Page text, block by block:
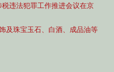
违法犯罪工作推进会议在京
及珠宝玉石、白酒、成品油等